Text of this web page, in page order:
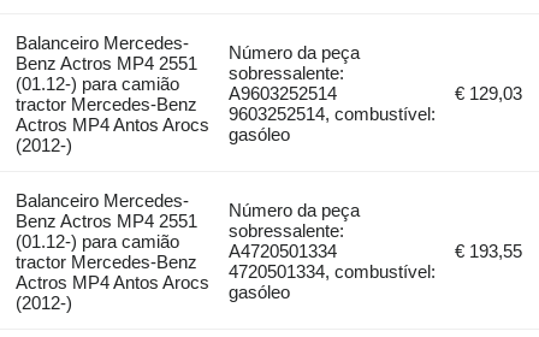
Balanceiro Mercedes-
Benz Actros MP4 2551
(01.12-) para camião
tractor Mercedes-Benz
Actros MP4 Antos Arocs
(2012-)
Número da peça
sobressalente:
A9603252514
9603252514, combustível:
gasóleo
€ 129,03
Balanceiro Mercedes-
Benz Actros MP4 2551
(01.12-) para camião
tractor Mercedes-Benz
Actros MP4 Antos Arocs
(2012-)
Número da peça
sobressalente:
A4720501334
4720501334, combustível:
gasóleo
€ 193,55